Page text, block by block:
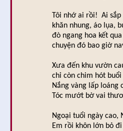
Tôi nhớ ai rồi! Ai sắp
khăn nhung, áo lụa,
đò ngang hoa kết
chuyện đó bao giờ
Xưa đến khu vườn
chỉ còn chim hót
Nắng vàng lấp loáng
Tóc mướt bờ vai
Ngoại tuổi ngày cao,
Em rồi khôn lớn bỏ